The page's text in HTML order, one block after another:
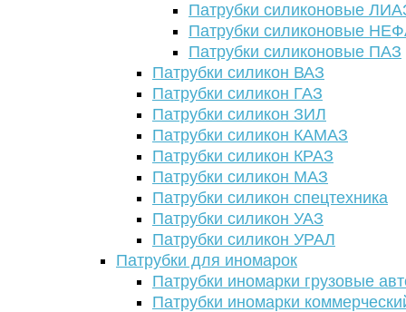
Патрубки силиконовые
Патрубки силиконовые
Патрубки силиконовые ПАЗ
Патрубки силикон ВАЗ
Патрубки силикон ГАЗ
Патрубки силикон ЗИЛ
Патрубки силикон КАМАЗ
Патрубки силикон КРАЗ
Патрубки силикон МАЗ
Патрубки силикон спецтехника
Патрубки силикон УАЗ
Патрубки силикон УРАЛ
Патрубки для иномарок
Патрубки иномарки грузовые
Патрубки иномарки